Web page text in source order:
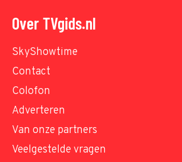
Over TVgids.nl
SkyShowtime
Contact
Colofon
Adverteren
Van onze partners
Veelgestelde vragen